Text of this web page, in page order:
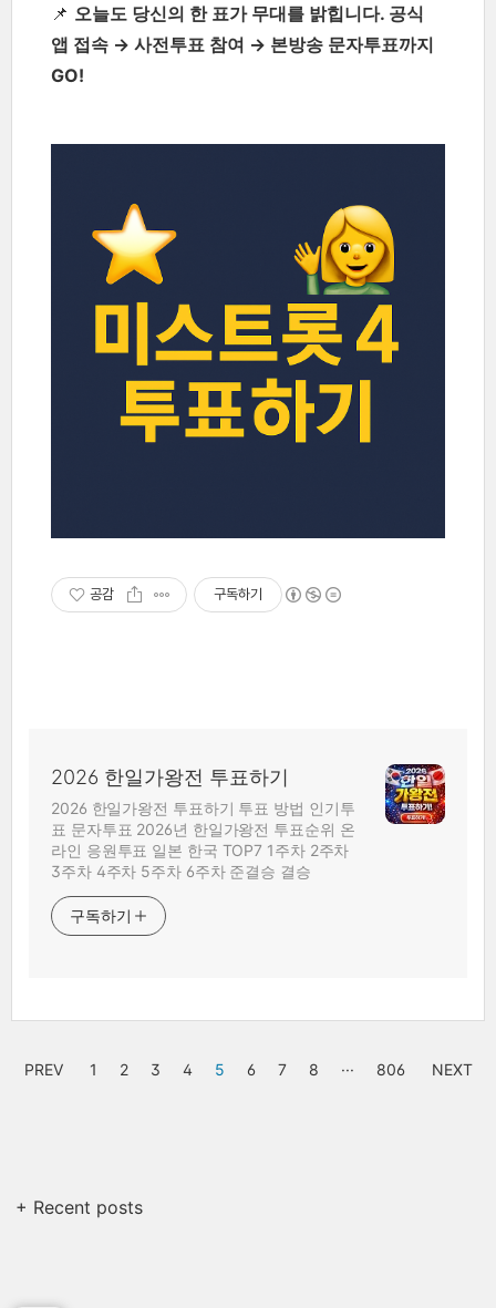
📌 오늘도 당신의 한 표가 무대를 밝힙니다. 공식
앱 접속 → 사전투표 참여 → 본방송 문자투표까지
GO!
공감 구독하기
2026 한일가왕전 투표하기
2026 한일가왕전 투표하기 투표 방법 인기투
표 문자투표 2026년 한일가왕전 투표순위 온
라인 응원투표 일본 한국 TOP7 1주차 2주차
3주차 4주차 5주차 6주차 준결승 결승
구독하기
PREV 1 2 3 4 5 6 7 8 ··· 806 NEXT
+ Recent posts